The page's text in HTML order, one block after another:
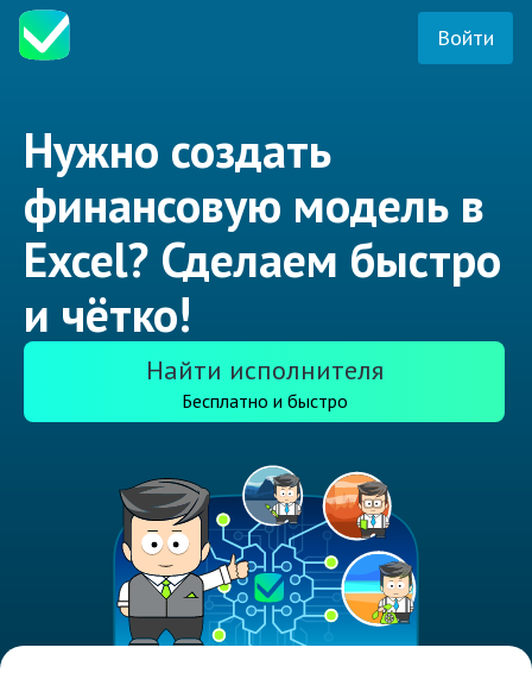
Войти
Нужно создать
финансовую модель в
Excel? Сделаем быстро
и чётко!
Найти исполнителя
Бесплатно и быстро